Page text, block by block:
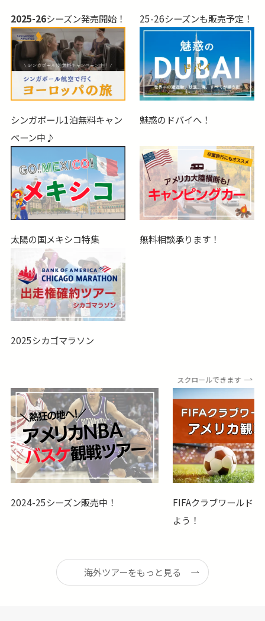
2025-26シーズン発売開始！ 25-26シーズンも販売予定！
シンガポール1泊無料キャン
ペーン中♪
魅惑のドバイへ！
太陽の国メキシコ特集 無料相談承ります！
2025シカゴマラソン
スクロールできます
2024-25シーズン販売中！
​FIFAクラブワールド
よう！
海外ツアーをもっと見る